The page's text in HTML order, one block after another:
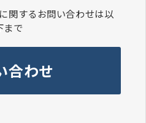
関するお問い合わせは以
まで
合わせ